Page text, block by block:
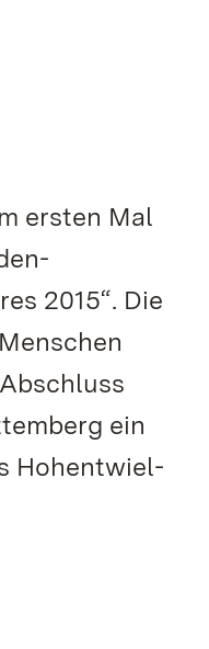
ersten Mal
2015“. Die
ein
Hohentwiel-